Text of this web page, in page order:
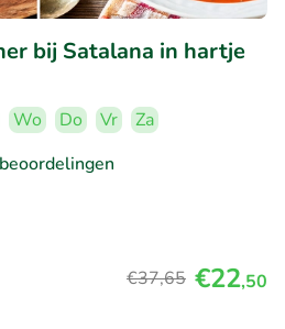
bij Satalana in hartje
Wo Do Vr
Za
€37,65 €22,50